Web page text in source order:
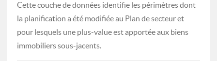
Cette couche de données identifie les périmètres dont
la planification a été modifiée au Plan de secteur et
pour lesquels une plus-value est apportée aux biens
immobiliers sous-jacents.